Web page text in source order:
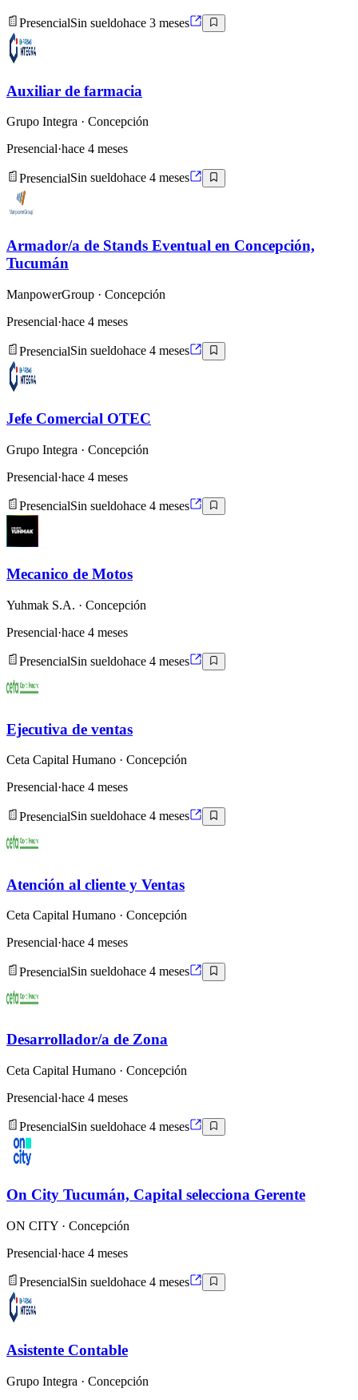
PresencialSin sueldohace 3 meses
Auxiliar de farmacia
Grupo Integra · Concepción
Presencial·hace 4 meses
PresencialSin sueldohace 4 meses
Armador/a de Stands Eventual en Concepción,
Tucumán
ManpowerGroup · Concepción
Presencial·hace 4 meses
PresencialSin sueldohace 4 meses
Jefe Comercial OTEC
Grupo Integra · Concepción
Presencial·hace 4 meses
PresencialSin sueldohace 4 meses
Mecanico de Motos
Yuhmak S.A. · Concepción
Presencial·hace 4 meses
PresencialSin sueldohace 4 meses
Ejecutiva de ventas
Ceta Capital Humano · Concepción
Presencial·hace 4 meses
PresencialSin sueldohace 4 meses
Atención al cliente y Ventas
Ceta Capital Humano · Concepción
Presencial·hace 4 meses
PresencialSin sueldohace 4 meses
Desarrollador/a de Zona
Ceta Capital Humano · Concepción
Presencial·hace 4 meses
PresencialSin sueldohace 4 meses
On City Tucumán, Capital selecciona Gerente
ON CITY · Concepción
Presencial·hace 4 meses
PresencialSin sueldohace 4 meses
Asistente Contable
Grupo Integra · Concepción